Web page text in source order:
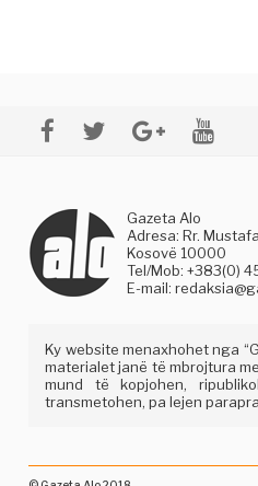
Gazeta Alo
Adresa: Rr.
Kosovë 10000
Tel/Mob: +383(0)
E-mail:
Ky website menaxhohet nga
materialet janë të mbrojtura
mund të kopjohen,
transmetohen, pa lejen